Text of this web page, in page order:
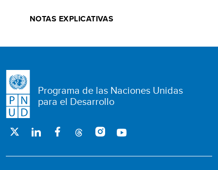
NOTAS EXPLICATIVAS
Programa de las Naciones Unidas
para el Desarrollo